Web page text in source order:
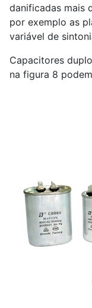
danificadas mais
por exemplo as
variável de
Capacitores
na figura 8